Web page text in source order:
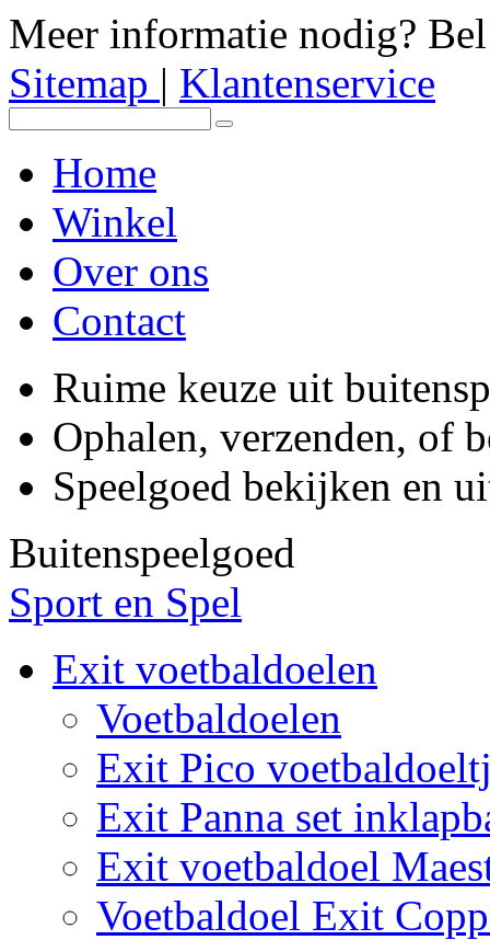
Meer informatie nodig?
Sitemap | Klantenservice
Home
Winkel
Over ons
Contact
Ruime keuze uit
Ophalen, verzenden, of
Speelgoed bekijken en
Buitenspeelgoed
Sport en Spel
Exit voetbaldoelen
Voetbaldoelen
Exit Pico
Exit Panna set
Exit voetbaldoel
Voetbaldoel Exit